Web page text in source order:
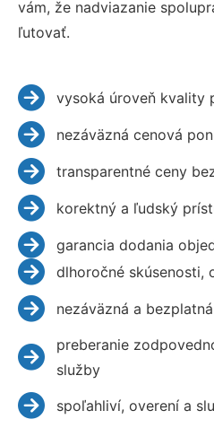
vám, že nadviazanie
ľutovať.
vysoká úroveň kvality
nezáväzná cenová
transparentné ceny
korektný a ľudský
garancia dodania
dlhoročné skúsenosti,
nezáväzná a
preberanie
služby
spoľahliví, overení a